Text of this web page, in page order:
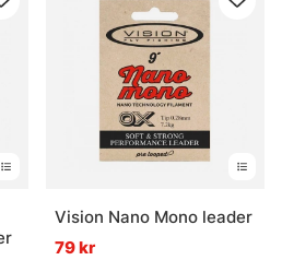
stjärnorVision Nano Mono leader
79 kr